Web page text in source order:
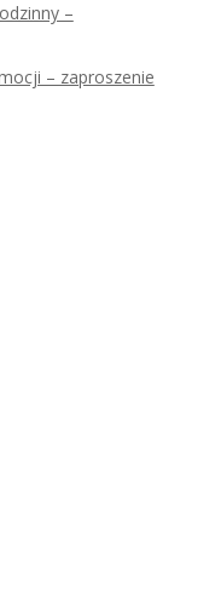
–
– zaproszenie